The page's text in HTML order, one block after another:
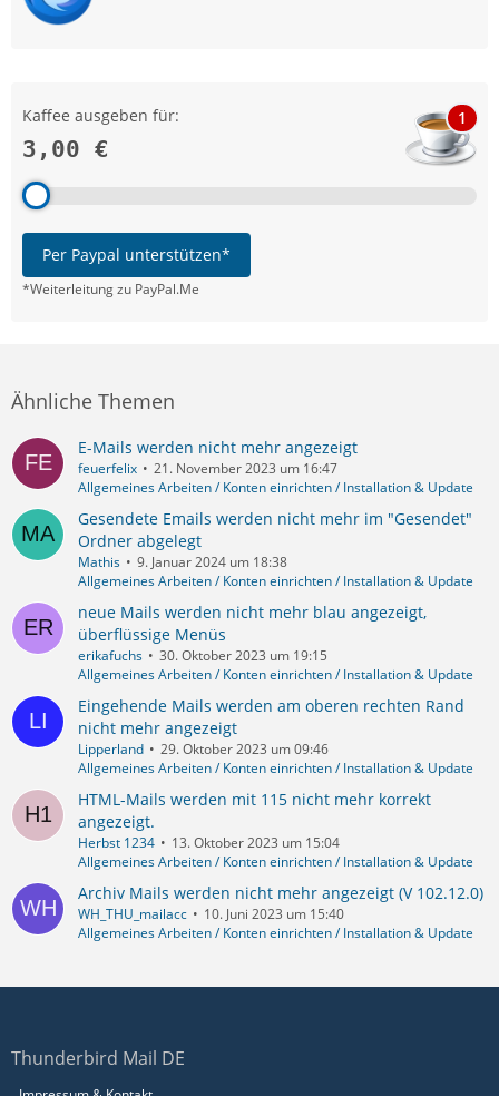
Kaffee ausgeben für:
3,00 €
1
Per Paypal unterstützen*
*Weiterleitung zu PayPal.Me
Ähnliche Themen
E-Mails werden nicht mehr angezeigt
feuerfelix
21. November 2023 um 16:47
Allgemeines Arbeiten / Konten einrichten / Installation & Update
Gesendete Emails werden nicht mehr im "Gesendet"
Ordner abgelegt
Mathis
9. Januar 2024 um 18:38
Allgemeines Arbeiten / Konten einrichten / Installation & Update
neue Mails werden nicht mehr blau angezeigt,
überflüssige Menüs
erikafuchs
30. Oktober 2023 um 19:15
Allgemeines Arbeiten / Konten einrichten / Installation & Update
Eingehende Mails werden am oberen rechten Rand
nicht mehr angezeigt
Lipperland
29. Oktober 2023 um 09:46
Allgemeines Arbeiten / Konten einrichten / Installation & Update
HTML-Mails werden mit 115 nicht mehr korrekt
angezeigt.
Herbst 1234
13. Oktober 2023 um 15:04
Allgemeines Arbeiten / Konten einrichten / Installation & Update
Archiv Mails werden nicht mehr angezeigt (V 102.12.0)
WH_THU_mailacc
10. Juni 2023 um 15:40
Allgemeines Arbeiten / Konten einrichten / Installation & Update
Thunderbird Mail DE